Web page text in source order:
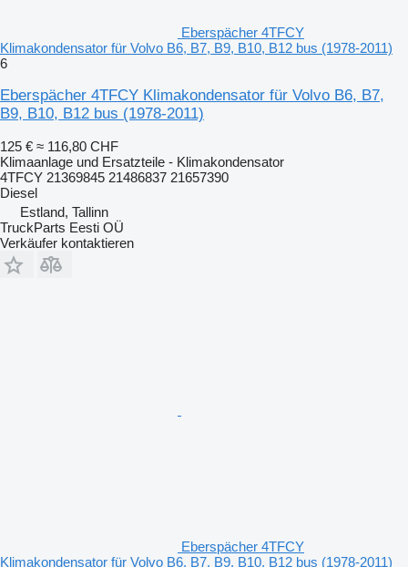
Eberspächer 4TFCY
Klimakondensator für Volvo B6, B7, B9, B10, B12 bus (1978-2011)
6
Eberspächer 4TFCY Klimakondensator für Volvo B6, B7,
B9, B10, B12 bus (1978-2011)
125 € ≈ 116,80 CHF
Klimaanlage und Ersatzteile - Klimakondensator
4TFCY 21369845 21486837 21657390
Diesel
Estland, Tallinn
TruckParts Eesti OÜ
Verkäufer kontaktieren
Eberspächer 4TFCY
Klimakondensator für Volvo B6, B7, B9, B10, B12 bus (1978-2011)